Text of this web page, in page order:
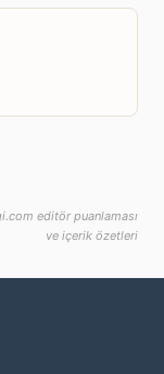
editör puanlaması
ve içerik özetleri